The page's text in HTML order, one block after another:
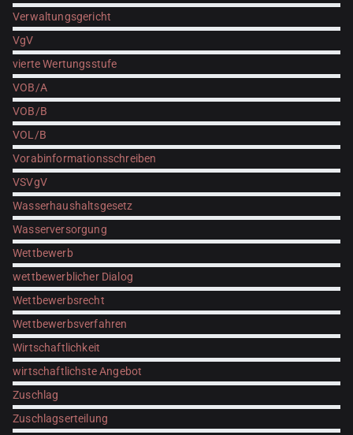
Verwaltungsgericht
VgV
vierte Wertungsstufe
VOB/A
VOB/B
VOL/B
Vorabinformationsschreiben
VSVgV
Wasserhaushaltsgesetz
Wasserversorgung
Wettbewerb
wettbewerblicher Dialog
Wettbewerbsrecht
Wettbewerbsverfahren
Wirtschaftlichkeit
wirtschaftlichste Angebot
Zuschlag
Zuschlagserteilung